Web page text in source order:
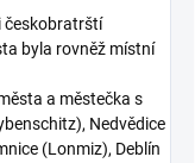
českobratrští
byla rovněž místní
a městečka s
Nedvědice
(Lonmiz), Deblín